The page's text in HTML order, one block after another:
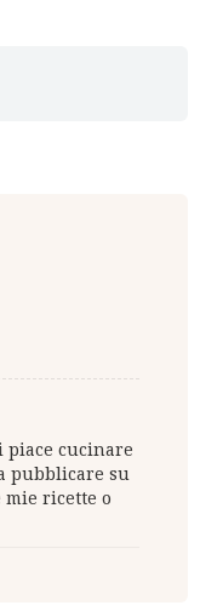
piace cucinare
pubblicare su
mie ricette o